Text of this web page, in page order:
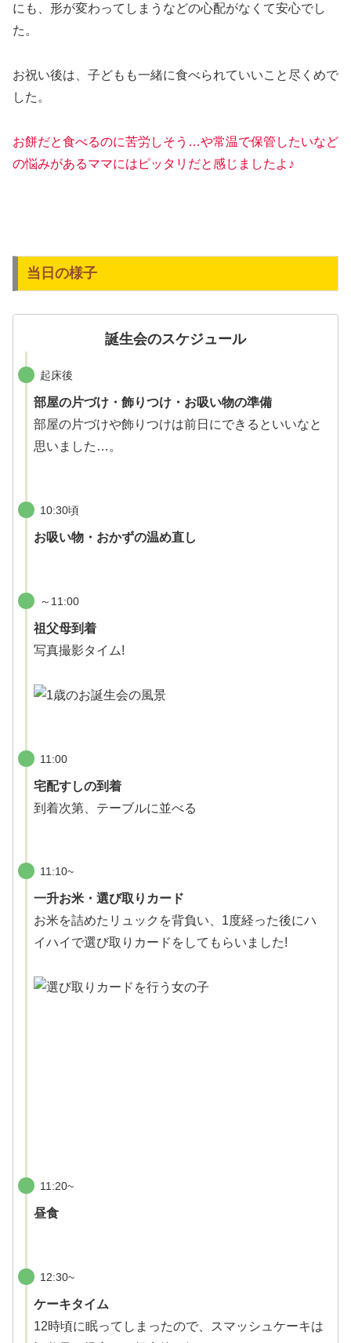
にも、形が変わってしまうなどの心配がなくて安心でし
た。
お祝い後は、子どもも一緒に食べられていいこと尽くめで
した。
お餅だと食べるのに苦労しそう…や常温で保管したいなど
の悩みがあるママにはピッタリだと感じま した よ♪
当日の様子
誕生会のスケジュール
起床後
部屋の片づけ・飾りつけ・お吸い物の準備
部屋の片づけや飾りつけは前日にできるといいなと
思いました…。
10:30頃
お吸い物・おかずの温め直し
～11:00
祖父母到着
写真撮影タイム!
11:00
宅配すしの到着
到着次第、テーブルに並べる
11:10~
一升お米・選び取りカード
お米を詰めたリュックを背負い、1度経った後にハ
イハイで選び取りカードをしてもらいました!
11:20~
昼食
12:30~
ケーキタイム
12時頃に眠ってしまったので、スマッシュケーキは